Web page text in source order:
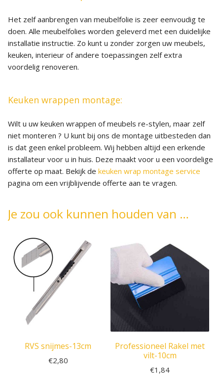
Het zelf aanbrengen van meubelfolie is zeer eenvoudig te
doen. Alle meubelfolies worden geleverd met een duidelijke
installatie instructie. Zo kunt u zonder zorgen uw meubels,
keuken, interieur of andere toepassingen zelf extra
voordelig renoveren.
Keuken wrappen montage:
Wilt u uw keuken wrappen of meubels re-stylen, maar zelf
niet monteren ? U kunt bij ons de montage uitbesteden dan
is dat geen enkel probleem. Wij hebben altijd een erkende
installateur voor u in huis. Deze maakt voor u een voordelige
offerte op maat. Bekijk de keuken wrap montage service
pagina om een vrijblijvende offerte aan te vragen.
Je zou ook kunnen houden van …
RVS snijmes-13cm
€2,80
Professioneel Rakel met
vilt-10cm
€1,84